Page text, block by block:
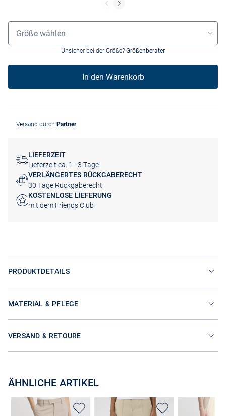
Größenauswahl
Größe wählen
Unsicher bei der Größe? Größenberater
In den Warenkorb
Versand durch Partner
LIEFERZEIT
Lieferzeit ca. 1 - 3 Tage
VERLÄNGERTES RÜCKGABERECHT
30 Tage Rückgaberecht
KOSTENLOSE LIEFERUNG
mit dem Friends Club
PRODUKTDETAILS
MATERIAL & PFLEGE
VERSAND & RETOURE
ÄHNLICHE ARTIKEL